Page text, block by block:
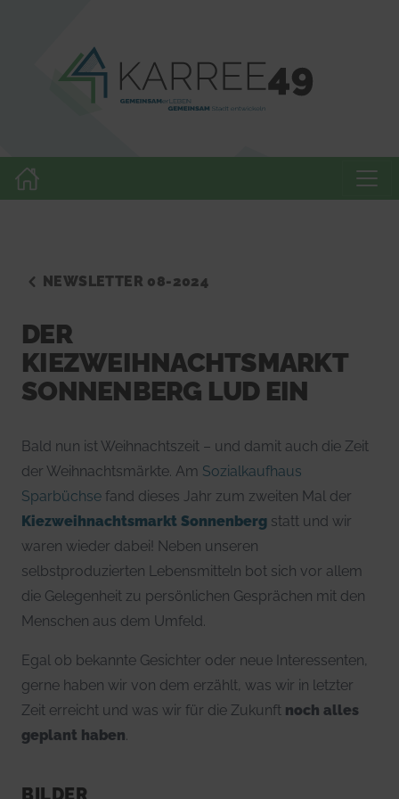
NEWSLETTER 08-2024
DER
KIEZWEIHNACHTSMARKT
SONNENBERG LUD EIN
Bald nun ist Weihnachtszeit – und damit auch die Zeit
der Weihnachtsmärkte. Am Sozialkaufhaus
Sparbüchse fand dieses Jahr zum zweiten Mal der
Kiezweihnachtsmarkt Sonnenberg statt und wir
waren wieder dabei! Neben unseren
selbstproduzierten Lebensmitteln bot sich vor allem
die Gelegenheit zu persönlichen Gesprächen mit den
Menschen aus dem Umfeld.
Egal ob bekannte Gesichter oder neue Interessenten,
gerne haben wir von dem erzählt, was wir in letzter
Zeit erreicht und was wir für die Zukunft noch alles
geplant haben.